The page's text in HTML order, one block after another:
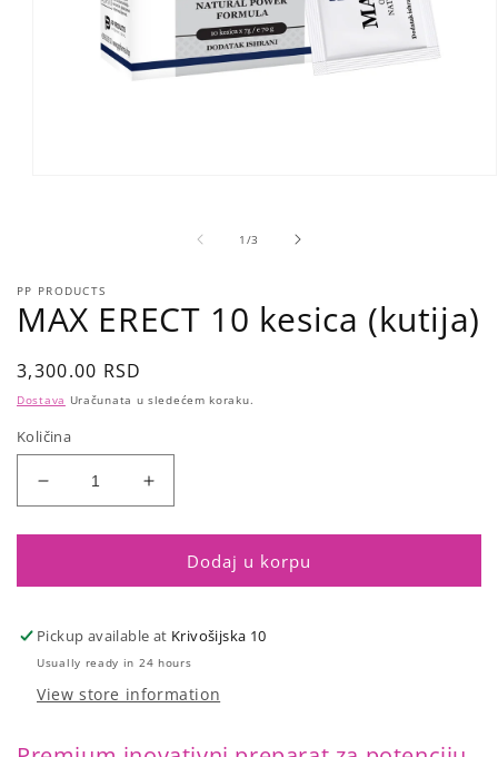
1 /of
3
PP PRODUCTS
MAX ERECT 10 kesica (kutija)
Regular
price
3,300.00 RSD
Dostava Uračunata u sledećem koraku.
Količina
Smanji
količinu
za
ERECT
kesica
(kutija)
Povećaj
količinu
za
MAX
ERECT
kesica
(kutija)
Dodaj u korpu
Pickup available at Krivošijska 10
Usually ready in 24 hours
View store information